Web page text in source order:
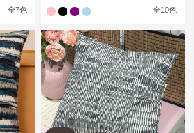
全7色 全10色